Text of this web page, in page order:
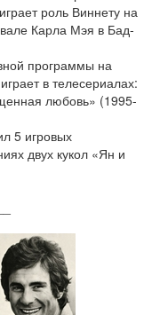
роль Виннету на
Карла Мэя в Бад-
программы на
в телесериалах:
любовь» (1995-
5 игровых
двух кукол «Ян и